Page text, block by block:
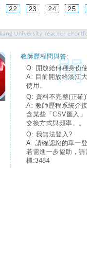
22 23 24 25
University Teacher
教師歷程問與答:
Q: 開放給何種身份
A: 目前開放給淡江
使用。
Q: 資料不完整(正確
A: 教師歷程系統介
含某些「CSV匯入
交換方式與頻率。。
Q: 我無法登入?
A: 請確認您的單一
若需進一步協助，
機:3484